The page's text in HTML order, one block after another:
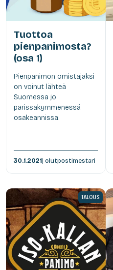
Tuottoa
pienpanimosta?
(osa 1)
Pienpanimon omistajaksi
on voinut lähteä
Suomessa jo
parissakymmenessä
osakeannissa.
30.1.2021| olutpostimestari
TALOUS